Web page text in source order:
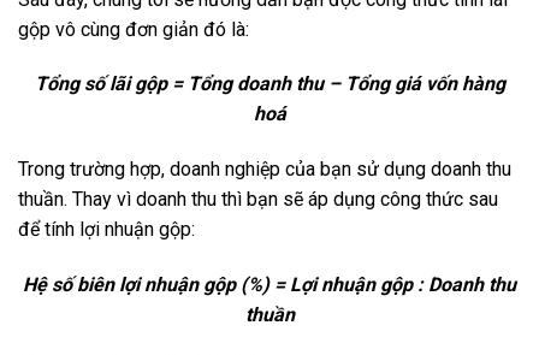
gộp vô cùng đơn giản đó là:
Tổng số lãi gộp = Tổng doanh thu – Tổng giá vốn hàng
hoá
Trong trường hợp, doanh nghiệp của bạn sử dụng doanh thu
thuần. Thay vì doanh thu thì bạn sẽ áp dụng công thức sau
để tính lợi nhuận gộp:
Hệ số biên lợi nhuận gộp (%) = Lợi nhuận gộp : Doanh thu
thuần